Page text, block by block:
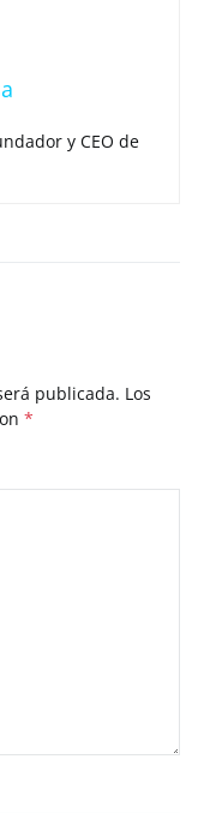
y CEO de
publicada. Los
*